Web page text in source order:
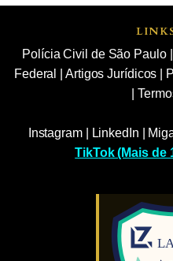
Polícia Civil de São Paulo
Federal
Artigos Jurídicos
|
Instagram| LinkedIn
TikTok (Mais de